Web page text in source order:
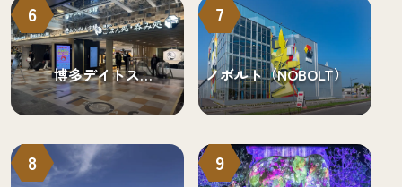
博多デイトス
（DEITOS）
6
ノボルト（NOBOLT）
7
8 9